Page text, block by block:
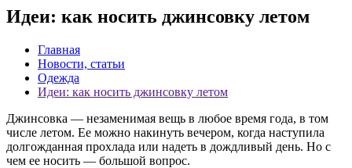
Идеи: как носить джинсовку летом
Главная
Новости, статьи
Одежда
Идеи: как носить джинсовку летом
Джинсовка — незаменимая вещь в любое время года, в том
числе летом. Ее можно накинуть вечером, когда наступила
долгожданная прохлада или надеть в дождливый день. Но с
чем ее носить — большой вопрос.